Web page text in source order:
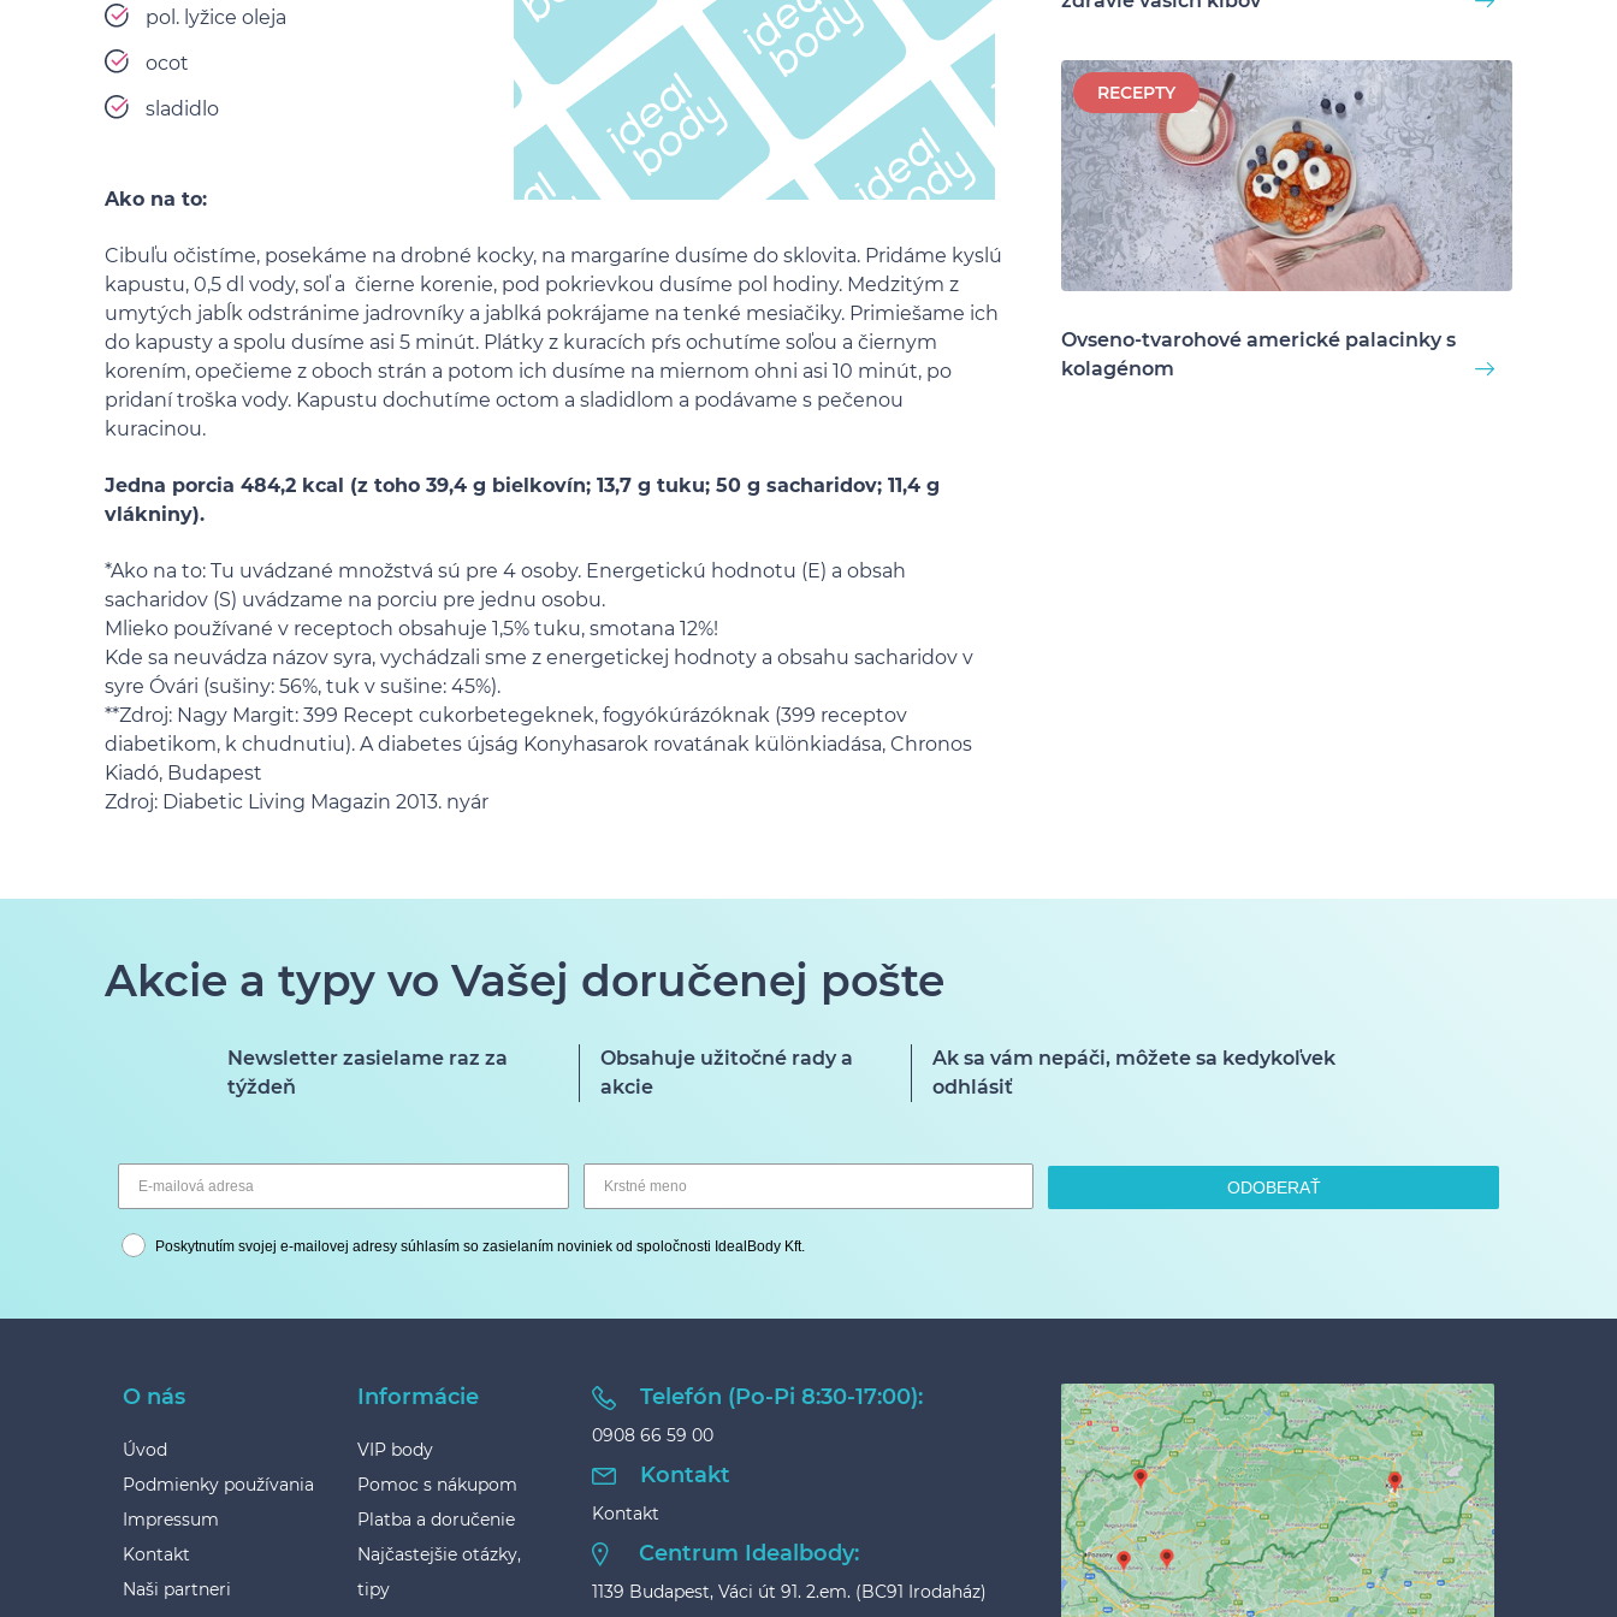
pol. lyžice oleja
ocot
sladidlo
Ako na to:
Cibuľu očistíme, posekáme na drobné kocky, na margaríne dusíme do sklovita. Pridáme kyslú
kapustu, 0,5 dl vody, soľ a čierne korenie, pod pokrievkou dusíme pol hodiny. Medzitým z
umytých jabĺk odstránime jadrovníky a jablká pokrájame na tenké mesiačiky. Primiešame ich
do kapusty a spolu dusíme asi 5 minút. Plátky z kuracích pŕs ochutíme soľou a čiernym
korením, opečieme z oboch strán a potom ich dusíme na miernom ohni asi 10 minút, po
pridaní troška vody. Kapustu dochutíme octom a sladidlom a podávame s pečenou
kuracinou.
Jedna porcia 484,2 kcal (z toho 39,4 g bielkovín; 13,7 g tuku; 50 g sacharidov; 11,4 g
vlákniny).
*Ako na to: Tu uvádzané množstvá sú pre 4 osoby. Energetickú hodnotu (E) a obsah
sacharidov (S) uvádzame na porciu pre jednu osobu.
Mlieko používané v receptoch obsahuje 1,5% tuku, smotana 12%!
Kde sa neuvádza názov syra, vychádzali sme z energetickej hodnoty a obsahu sacharidov v
syre Óvári (sušiny: 56%, tuk v sušine: 45%).
**Zdroj: Nagy Margit: 399 Recept cukorbetegeknek, fogyókúrázóknak (399 receptov
diabetikom, k chudnutiu). A diabetes újság Konyhasarok rovatának különkiadása, Chronos
Kiadó, Budapest
Zdroj: Diabetic Living Magazin 2013. nyár
RECEPTY
Ovseno-tvarohové americké palacinky s
kolagénom
Akcie a typy vo Vašej doručenej pošte
Newsletter zasielame raz za
týždeň
Obsahuje užitočné rady a
akcie
Ak sa vám nepáči, môžete sa kedykoľvek
odhlásiť
ODOBERAŤ
Poskytnutím svojej e-mailovej adresy súhlasím so zasielaním noviniek od spoločnosti IdealBody Kft.
O nás
Úvod
Podmienky používania
Impressum
Kontakt
Naši partneri
Informácie
VIP body
Pomoc s nákupom
Platba a doručenie
Najčastejšie otázky,
tipy
Telefón (Po-Pi 8:30-17:00):
0908 66 59 00
Kontakt
Kontakt
Centrum Idealbody:
1139 Budapest, Váci út 91. 2.em. (BC91 Irodaház)